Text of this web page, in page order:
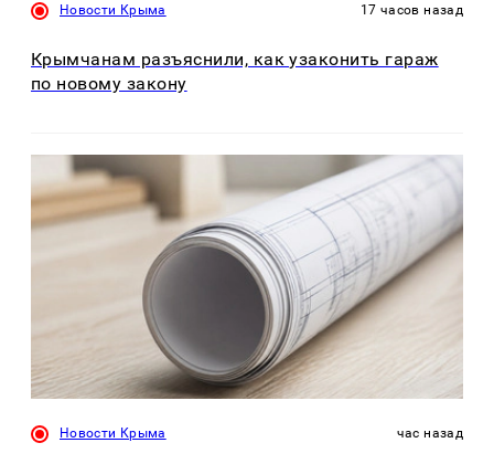
Новости Крыма 17 часов назад
Крымчанам разъяснили, как узаконить гараж
по новому закону
Новости Крыма час назад